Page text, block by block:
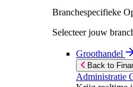
Branchespecifieke
Selecteer jouw
Groothandel
Back to
Administratie